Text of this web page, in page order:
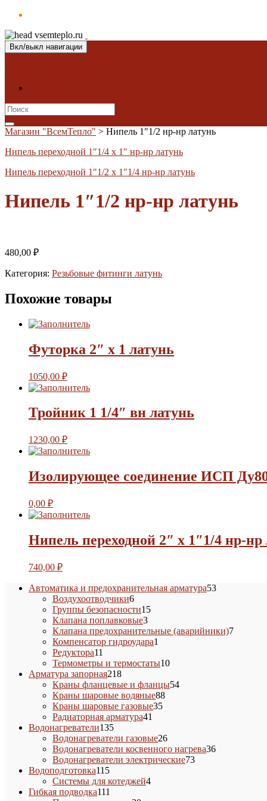
Вкл/выкл навигации
Search
for:
Магазин "ВсемТепло" > Нипель 1″1/2 нр-нр латунь
Нипель переходной 1″1/4 х 1″ нр-нр латунь
Нипель переходной 1″1/2 х 1″1/4 нр-нр латунь
Нипель 1″1/2 нр-нр латунь
480,00 ₽
Категория: Резьбовые фитинги латунь
Похожие товары
Футорка 2″ х 1 латунь
1050,00 ₽
Тройник 1 1/4″ вн латунь
1230,00 ₽
Изолирующее соединение ИСП
0,00 ₽
Нипель переходной 2″ х 1″1/4 нр-нр
740,00 ₽
Автоматика и предохранительная арматура5353
Воздухоотводчики66
товаров
Группы безопасности1515
Клапана поплавковые33
товара
Клапана предохранительные (аварийники)77
Компенсатор гидроудара1
Редуктора11
товаров
Термометры и термостаты1010
Арматура запорная218218
товаров
Краны фланцевые и фланцы5454
Краны шаровые водяные8888
Краны шаровые газовые3535
Радиаторная арматура41
Водонагреватели135135
товаров
Водонагреватели газовые2626
товаров
Водонагреватели косвенного нагрева3636
Водонагреватели электрические7373
Водоподготовка115115
товаров
Системы для котеджей44
Гибкая подводка111